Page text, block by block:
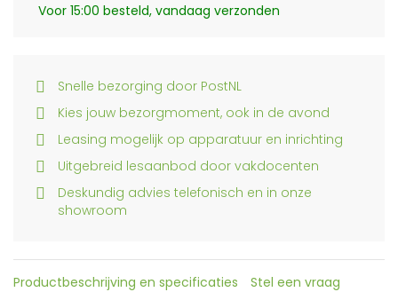
Voor 15:00 besteld, vandaag verzonden
Snelle bezorging door PostNL
Kies jouw bezorgmoment, ook in de avond
Leasing mogelijk op apparatuur en inrichting
Uitgebreid lesaanbod door vakdocenten
Deskundig advies telefonisch en in onze
showroom
Productbeschrijving en specificaties Stel een vraag